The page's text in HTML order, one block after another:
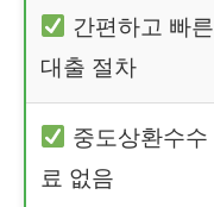
간편하고 빠른
대출 절차
중도상환수수
료 없음